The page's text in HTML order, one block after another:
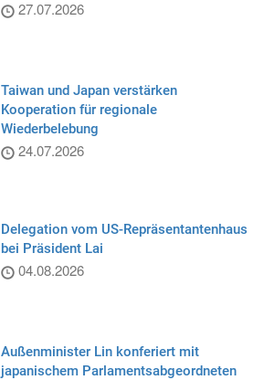
27.07.2026
Taiwan und Japan verstärken
Kooperation für regionale
Wiederbelebung
24.07.2026
Delegation vom US-Repräsentantenhaus
bei Präsident Lai
04.08.2026
Außenminister Lin konferiert mit
japanischem Parlamentsabgeordneten